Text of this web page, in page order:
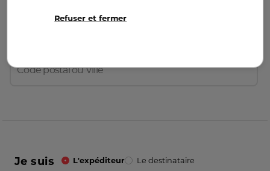
Refuser et fermer
Je suis L'expéditeur Le destinataire